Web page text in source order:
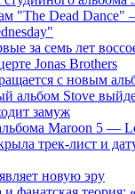
"The Dead
за семь лет
Jonas Brothers
с новым
альбом Stove
замуж
Maroon 5 —
трек-лист и
новую эру